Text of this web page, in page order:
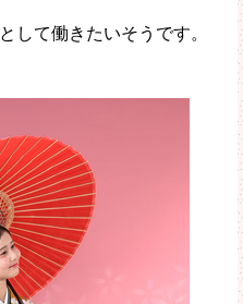
として働きたいそうです。